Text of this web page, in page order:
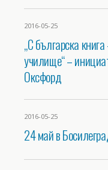
2016-05-25
„С българска
училище“ –
Оксфорд
2016-05-25
24 май в